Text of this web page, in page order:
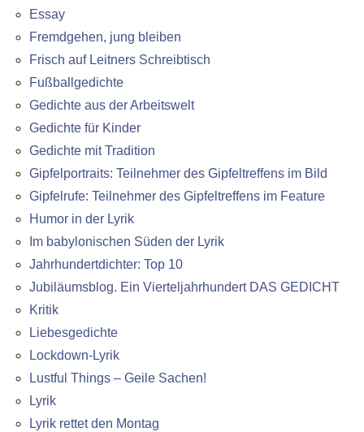
Essay
Fremdgehen, jung bleiben
Frisch auf Leitners Schreibtisch
Fußballgedichte
Gedichte aus der Arbeitswelt
Gedichte für Kinder
Gedichte mit Tradition
Gipfelportraits: Teilnehmer des Gipfeltreffens im Bild
Gipfelrufe: Teilnehmer des Gipfeltreffens im Feature
Humor in der Lyrik
Im babylonischen Süden der Lyrik
Jahrhundertdichter: Top 10
Jubiläumsblog. Ein Vierteljahrhundert DAS GEDICHT
Kritik
Liebesgedichte
Lockdown-Lyrik
Lustful Things – Geile Sachen!
Lyrik
Lyrik rettet den Montag